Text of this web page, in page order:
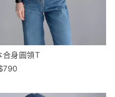
合身圓領T
790